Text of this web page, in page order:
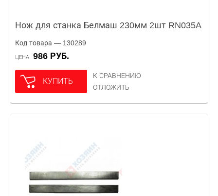
Нож для станка Белмаш 230мм 2шт RN035A
Код товара — 130289
ЦЕНА 986 РУБ.
КУПИТЬ
К СРАВНЕНИЮ
ОТЛОЖИТЬ